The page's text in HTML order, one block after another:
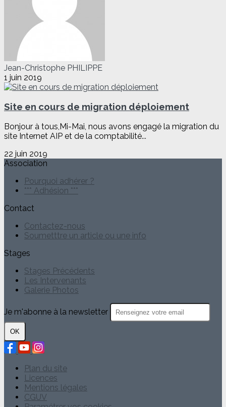
Jean-Christophe PHILIPPE
1 juin 2019
Site en cours de migration déploiement
Bonjour à tous,Mi-Mai, nous avons engagé la migration du
site Internet AIP et de la comptabilité...
22 juin 2019
Association
Pourquoi adhérer ?
*** Adhésion ***
Contact
Contactez-nous
Soumetttre un article ou une info
Stages
Stages Précédents
Les Intervenants
Galerie Photos
Je m'abonne à la newsletter
OK
Plan du site
Licences
Mentions légales
CGUV